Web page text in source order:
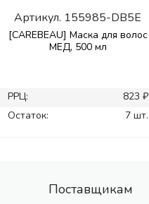
Артикул. 155985-DB5E
[CAREBEAU] Маска для волос
МЕД, 500 мл
РРЦ:
823 ₽
Остаток:
7 шт.
Поставщикам